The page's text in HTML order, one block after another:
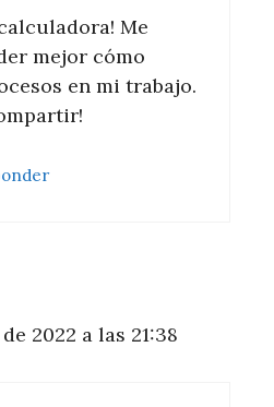
Me
mejor cómo
en mi trabajo.
2022 a las 21:38